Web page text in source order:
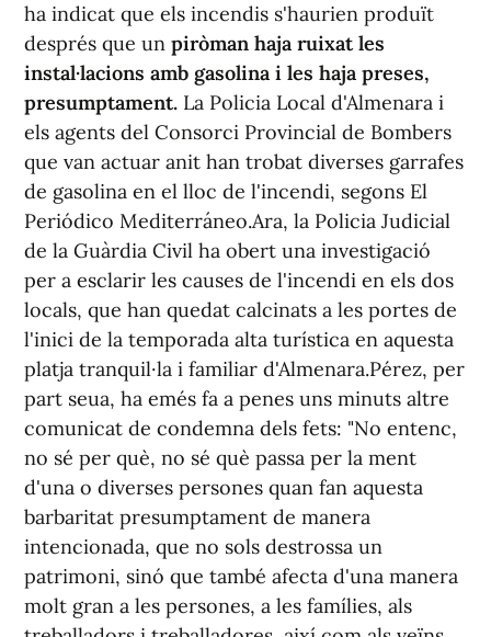
ha indicat que els incendis s'haurien produït
després que un piròman haja ruixat les
instal·lacions amb gasolina i les haja preses,
presumptament. La Policia Local d'Almenara i
els agents del Consorci Provincial de Bombers
que van actuar anit han trobat diverses garrafes
de gasolina en el lloc de l'incendi, segons El
Periódico Mediterráneo.Ara, la Policia Judicial
de la Guàrdia Civil ha obert una investigació
per a esclarir les causes de l'incendi en els dos
locals, que han quedat calcinats a les portes de
l'inici de la temporada alta turística en aquesta
platja tranquil·la i familiar d'Almenara.Pérez, per
part seua, ha emés fa a penes uns minuts altre
comunicat de condemna dels fets: "No entenc,
no sé per què, no sé què passa per la ment
d'una o diverses persones quan fan aquesta
barbaritat presumptament de manera
intencionada, que no sols destrossa un
patrimoni, sinó que també afecta d'una manera
molt gran a les persones, a les famílies, als